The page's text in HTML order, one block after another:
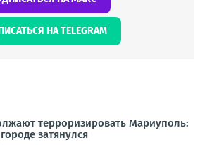
НА TELEGRAM
терроризировать Мариуполь:
затянулся